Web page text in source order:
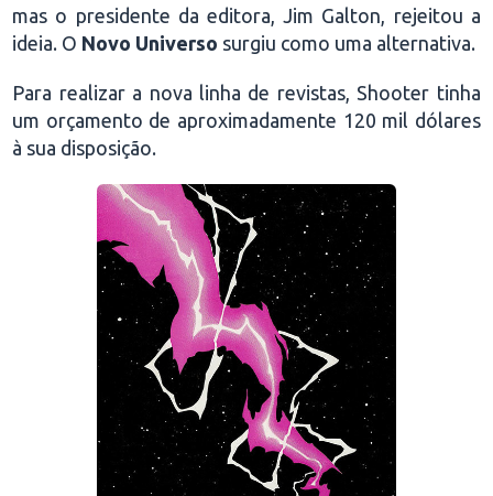
mas o presidente da editora, Jim Galton, rejeitou a
ideia. O Novo Universo surgiu como uma alternativa.
Para realizar a nova linha de revistas, Shooter tinha
um orçamento de aproximadamente 120 mil dólares
à sua disposição.